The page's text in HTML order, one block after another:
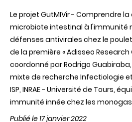
Le projet GutMIVir - Comprendre
microbiote intestinal à l'immunité
défenses antivirales chez le
de la première « Adisseo Research
coordonné par Rodrigo
mixte de recherche Infectiologie
ISP, INRAE - Université de Tours,
immunité innée chez les
Publié le 17 janvier 2022